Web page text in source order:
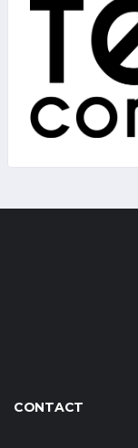
CONTACT